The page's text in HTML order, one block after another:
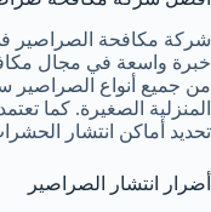
شركة مكافحة الصراصير
خبرة واسعة في مجال
من جميع أنواع الصراصير
المنزلية الصغيرة. كما
تحديد أماكن انتشار
أضرار انتشار الصراصير